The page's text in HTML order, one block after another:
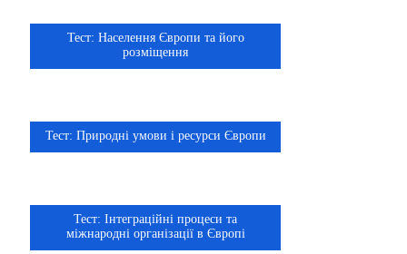
Тест: Населення Європи та його
розміщення
10 класТест: Природні умови і ресурси Європи
Тест: Інтеграційні процеси та
міжнародні організації в Європі